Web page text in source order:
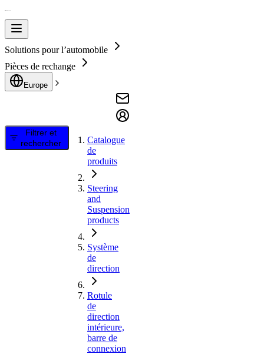
Solutions pour l’automobile
Pièces de rechange
Europe
Filtrer et
rechercher
Catalogue
de
produits
Steering
and
Suspension
products
Système
de
direction
Rotule
de
direction
intérieure,
barre de
connexion